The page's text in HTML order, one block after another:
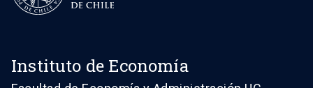
Instituto de Economía